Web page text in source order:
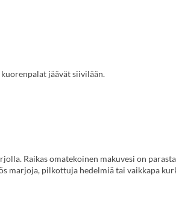
jäävät siivilään.
Raikas omatekoinen makuvesi on
marjoja, pilkottuja hedelmiä tai vaikkapa